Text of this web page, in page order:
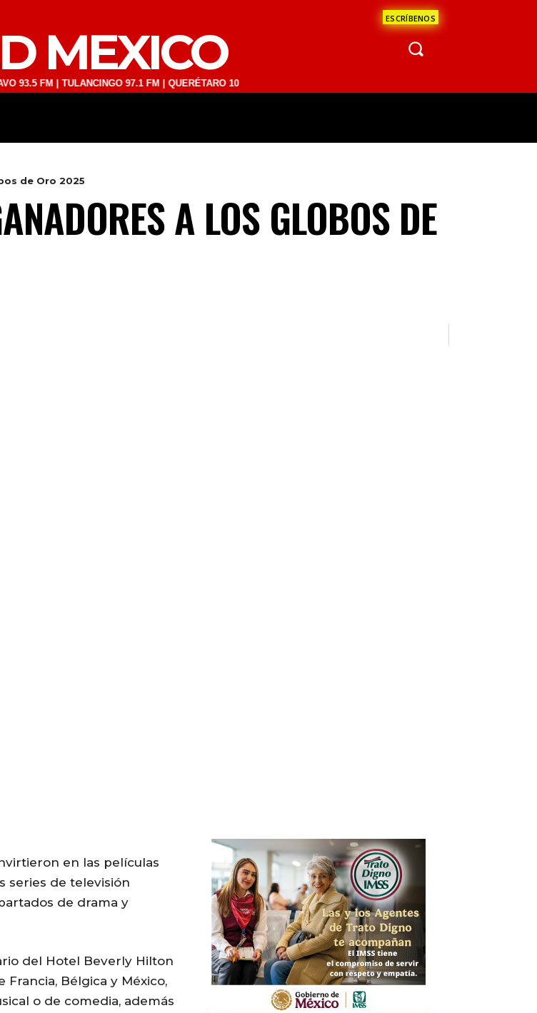
ESCRÍBENOS
MEXICO
| TULANCINGO 97.1 FM | QUERÉTARO 103.1 FM | SAN JUAN DEL RÍO 93.1 FM | GUADALAJARA 1510 AM | LA
de Oro 2025
A LOS GLOBOS DE
en las películas
series de televisión
de drama y
del Hotel Beverly Hilton
Francia, Bélgica y México,
o de comedia, además